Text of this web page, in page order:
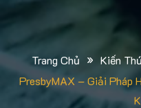
Trang Chủ » Kiến
PresbyMAX – Giải Pháp